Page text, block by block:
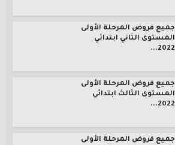
جميع فروض المرحلة الأولى
المستوى الثاني ابتدائي
2022...
جميع فروض المرحلة الأولى
المستوى الثالث ابتدائي
2022...
جميع فروض المرحلة الأولى